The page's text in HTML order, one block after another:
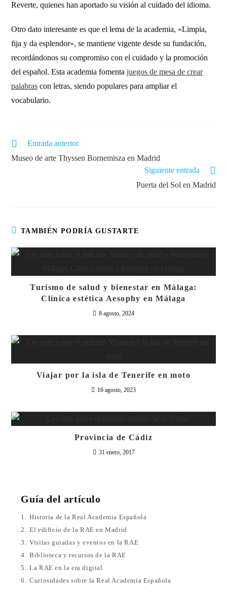
Reverte, quienes han aportado su visión al cuidado del idioma.
Otro dato interesante es que el lema de la academia, «Limpia,
fija y da esplendor», se mantiene vigente desde su fundación,
recordándonos su compromiso con el cuidado y la promoción
del español. Esta academia fomentajuegos de mesa de crear
palabras con letras, siendo populares para ampliar el
vocabulario.
Entrada anterior
Museo de arte Thyssen Bornemisza en Madrid
Siguiente entrada
Puerta del Sol en Madrid
TAMBIÉN PODRÍA GUSTARTE
Turismo de salud y bienestar en Málaga:
Clínica estética Aesophy en Málaga
8 agosto, 2024
Viajar por la isla de Tenerife en moto
16 agosto, 2023
Provincia de Cádiz
31 enero, 2017
Guía del artículo
1. Historia de la Real Academia Española
2. El edificio de la RAE en Madrid
3. Visitas guiadas y eventos en la RAE
4. Biblioteca y recursos de la RAE
5. La RAE en la era digital
6. Curiosidades sobre la Real Academia Española